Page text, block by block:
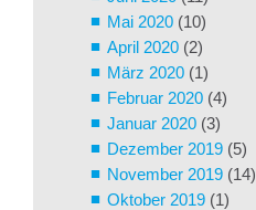
Mai 2020 (10)
April 2020 (2)
März 2020 (1)
Februar 2020 (4)
Januar 2020 (3)
Dezember 2019 (5)
November 2019 (14)
Oktober 2019 (1)